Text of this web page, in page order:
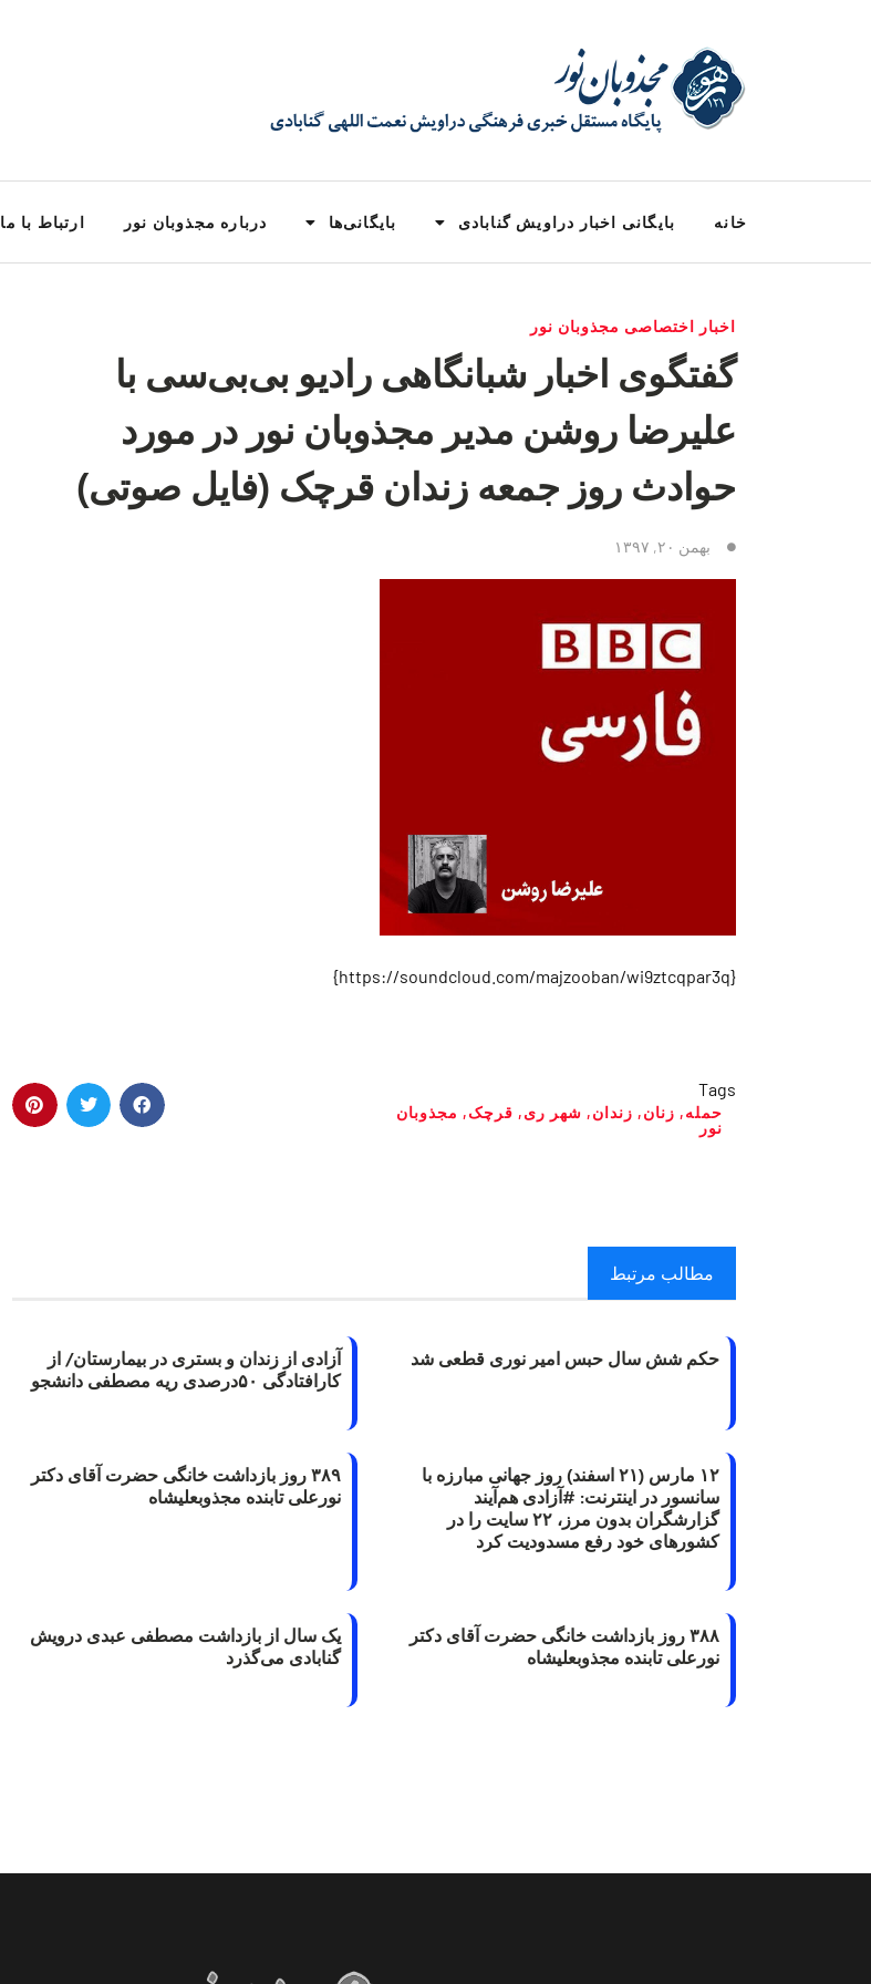
خانه بایگانی اخبار دراویش گنابادی بایگانی‌ها درباره مجذوبان نور ارتباط با ما
اخبار اختصاصی مجذوبان نور
گفتگوی اخبار شبانگاهی رادیو بی‌بی‌سی با
علیرضا روشن مدیر مجذوبان نور در مورد
حوادث روز جمعه زندان قرچک (فایل صوتی)
بهمن ۲۰, ۱۳۹۷
{https://soundcloud.com/majzooban/wi9ztcqpar3q}
Tags
حمله, زنان, زندان, شهر ری, قرچک, مجذوبان
نور
مطالب مرتبط
حکم شش سال حبس امیر نوری قطعی شد
آزادی از زندان و بستری در بیمارستان/ از
کارافتادگی ۵۰درصدی ریه مصطفی دانشجو
۱۲ مارس (۲۱ اسفند) روز جهانی مبارزه با
سانسور در اینترنت: #آزادی هم‌آیند
گزارشگران‌ بدون مرز، ۲۲ سایت را در
کشورهای خود رفع مسدودیت کرد
۳۸۹ روز بازداشت خانگی حضرت آقای دکتر
نورعلی تابنده مجذوبعلیشاه
۳۸۸ روز بازداشت خانگی حضرت آقای دکتر
نورعلی تابنده مجذوبعلیشاه
یک سال از بازداشت مصطفی عبدی درویش
گنابادی می‌گذرد